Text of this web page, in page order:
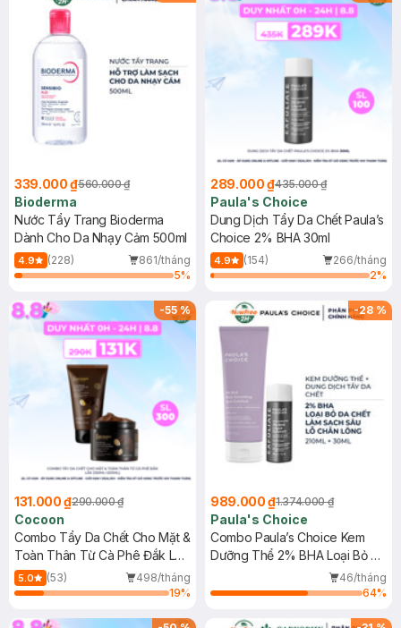
339.000 ₫560.000 ₫
Bioderma
Nước Tẩy Trang Bioderma
Dành Cho Da Nhạy Cảm 500ml
4.9 (228)
861/tháng
5%
289.000 ₫435.000 ₫
Paula's Choice
Dung Dịch Tẩy Da Chết Paula’s
Choice 2% BHA 30ml
4.9 (154)
266/tháng
2%
-55%
131.000 ₫290.000 ₫
Cocoon
Combo Tẩy Da Chết Cho Mặt &
Toàn Thân Từ Cà Phê Đắk Lắk
(150ml+200ml)
5.0 (53)
498/tháng
19%
-28 %
989.000 ₫1.374.000 ₫
Paula's Choice
Combo Paula’s Choice Kem
Dưỡng Thể 2% BHA Loại Bỏ Da
Chết 210ml + Dung Dịch Tẩy Da
Chết 2% BHA 30ml
46/tháng
64%